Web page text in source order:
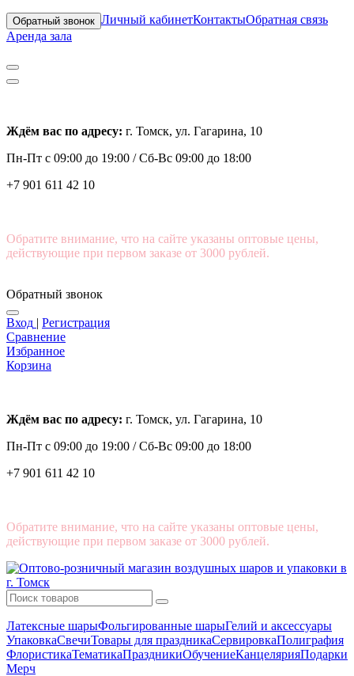
Обратный звонок Личный кабинетКонтактыОбратная связь
Аренда зала
Ждём вас по адресу: г. Томск, ул. Гагарина, 10
Пн-Пт с 09:00 до 19:00 /Сб-Вс 09:00 до 18:00
+7 901 611 42 10
Обратите внимание, что на сайте указаны оптовые цены,
действующие при первом заказе от 3000 рублей.
Обратный звонок
Вход | Регистрация
Сравнение
Избранное
Корзина
Ждём вас по адресу: г. Томск, ул. Гагарина, 10
Пн-Пт с 09:00 до 19:00 /Сб-Вс 09:00 до 18:00
+7 901 611 42 10
Обратите внимание, что на сайте указаны оптовые цены,
действующие при первом заказе от 3000 рублей.
Латексные шарыФольгированные шарыГелий и аксессуары
УпаковкаСвечиТовары для праздникаСервировкаПолиграфия
ФлористикаТематикаПраздникиОбучениеКанцелярияПодарки
Мерч